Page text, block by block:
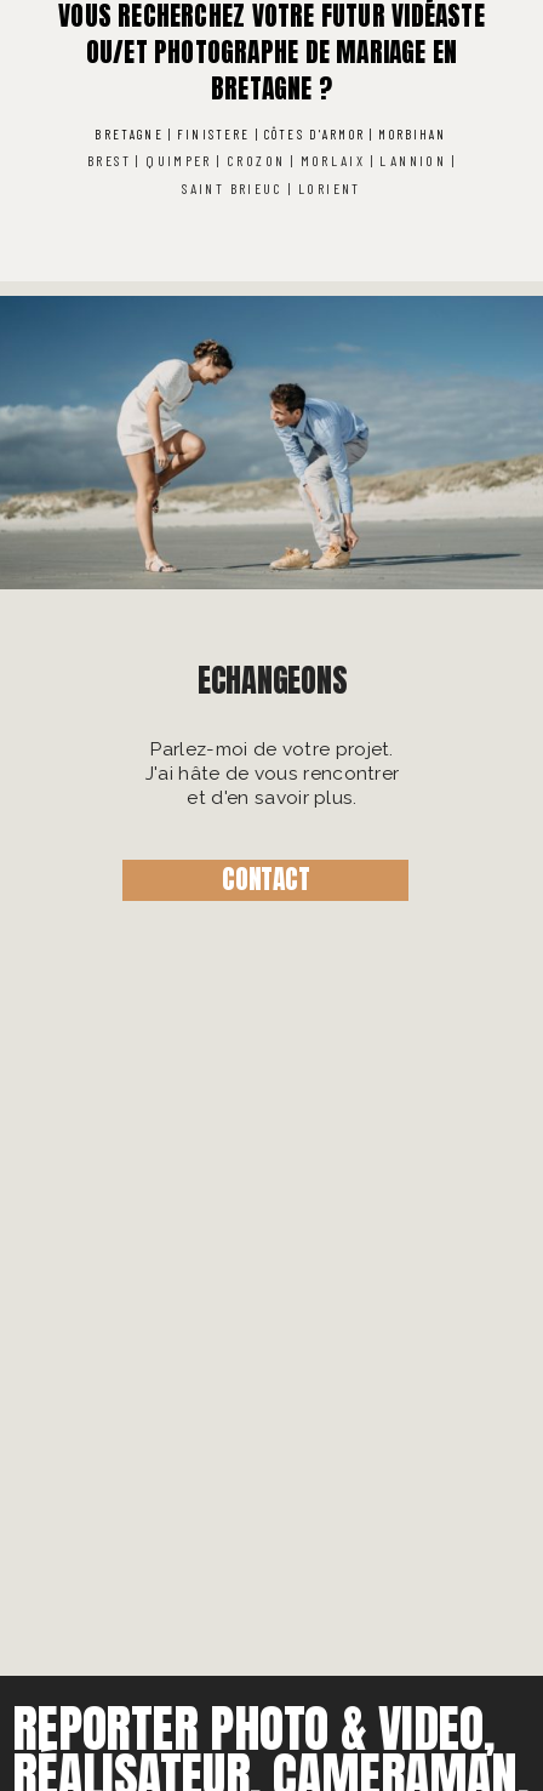
VOUS RECHERCHEZ VOTRE FUTUR VIDÉASTE
OU/ET PHOTOGRAPHE DE MARIAGE EN
BRETAGNE ?
BRETAGNE | FINISTERE | CÔTES D'ARMOR | MORBIHAN
BREST | QUIMPER | CROZON | MORLAIX | LANNION |
SAINT BRIEUC | LORIENT
ECHANGEONS
Parlez-moi de votre projet.
J'ai hâte de vous rencontrer
et d'en savoir plus.
CONTACT
REPORTER PHOTO & VIDEO,